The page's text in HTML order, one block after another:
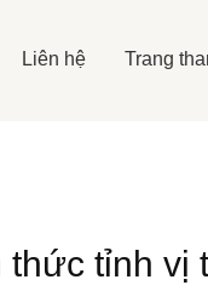
Liên hệ Trang
thức tỉnh vị